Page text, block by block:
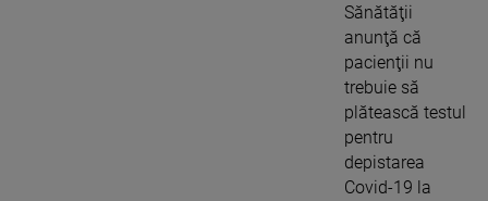
Sănătăţii
anunţă că
pacienţii nu
trebuie să
plătească testul
pentru
depistarea
Covid-19 la